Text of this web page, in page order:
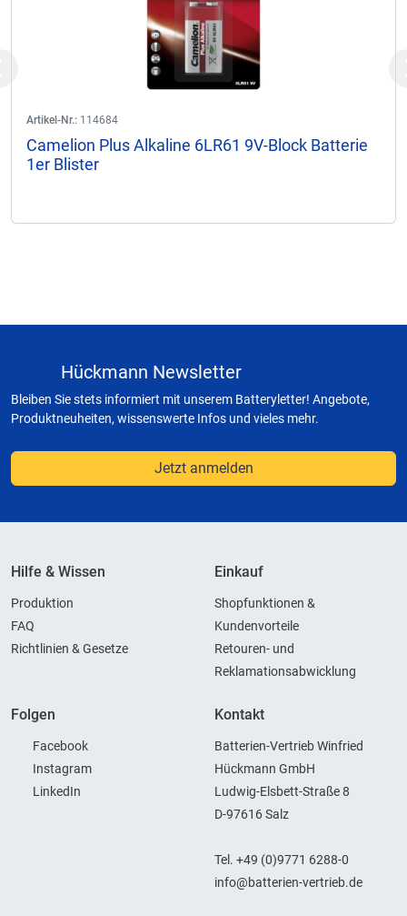
Artikel-Nr.: 114684
Camelion Plus Alkaline 6LR61 9V-Block Batterie
1er Blister
Hückmann Newsletter
Bleiben Sie stets informiert mit unserem Batteryletter! Angebote,
Produktneuheiten, wissenswerte Infos und vieles mehr.
Jetzt anmelden
Hilfe & Wissen
Produktion
FAQ
Richtlinien & Gesetze
Einkauf
Shopfunktionen &
Kundenvorteile
Retouren- und
Reklamationsabwicklung
Folgen
Facebook
Instagram
LinkedIn
Kontakt
Batterien-Vertrieb Winfried
Hückmann GmbH
Ludwig-Elsbett-Straße 8
D-97616 Salz
Tel. +49 (0)9771 6288-0
info@batterien-vertrieb.de